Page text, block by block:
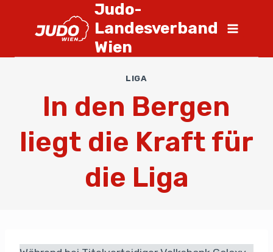
Judo-
Landesverband
Wien
LIGA
In den Bergen
liegt die Kraft für
die Liga